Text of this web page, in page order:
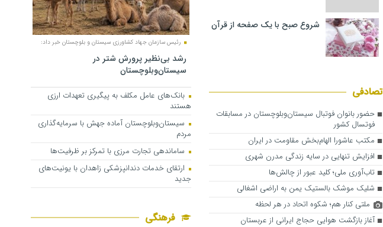
شروع صبح با یک صفحه از قرآن
تصادفی
حضور بانوان فوتبال سیستان‌وبلوچستان در مسابقات
فوتسال کشور
مکتب عاشورا الهام‌بخش مقاومت در ایران
افزایش تنهایی در سایه زندگی مدرن شهری
تاب‌آوری ملی؛ کلید عبور از چالش‌ها
شلیک موشک بالستیک یمن به اراضی اشغالی
ملتی کنار هم؛ شکوه اتحاد در هر لحظه
آغاز بازگشت هوایی حجاج ایرانی از عربستان
رئیس سازمان جهاد کشاورزی سیستان و بلوچستان خبر داد:
رشد بی‌نظیر پرورش شتر در
سیستان‌وبلوچستان
بانک‌های عامل مکلف به پیگیری تعهدات ارزی
هستند
سیستان‌وبلوچستان آماده جهش با سرمایه‌گذاری
مردم
ساماندهی تجارت مرزی با تمرکز بر ظرفیت‌ها
ارتقای خدمات دندانپزشکی زاهدان با یونیت‌های
جدید
فرهنگی